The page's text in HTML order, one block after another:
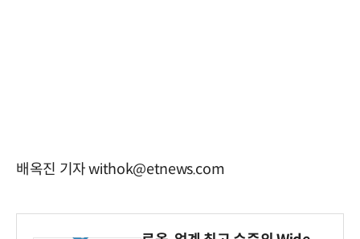
배옥진 기자 withok@etnews.com